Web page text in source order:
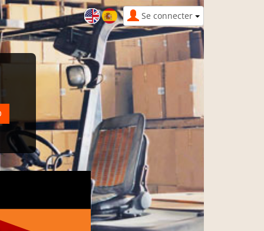
Se connecter